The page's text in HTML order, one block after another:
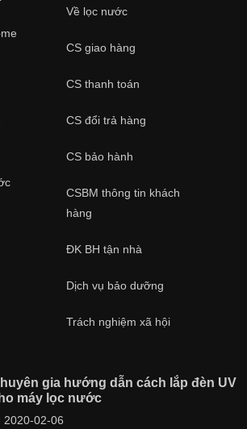
Về lọc nước
CS giao hàng
CS thanh toán
CS đổi trả hàng
CS bảo hành
CSBM thông tin khách
hàng
ĐK BH tận nhà
Dịch vụ bảo dưỡng
Trách nghiệm xã hội
gia hướng dẫn cách lắp đèn UV
máy lọc nước
2020-02-06